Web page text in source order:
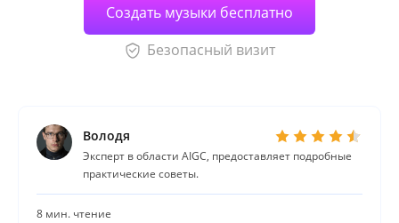
Создать музыки бесплатно
Безопасный визит
Володя
Эксперт в области AIGC, предоставляет подробные
практические советы.
8 мин. чтение